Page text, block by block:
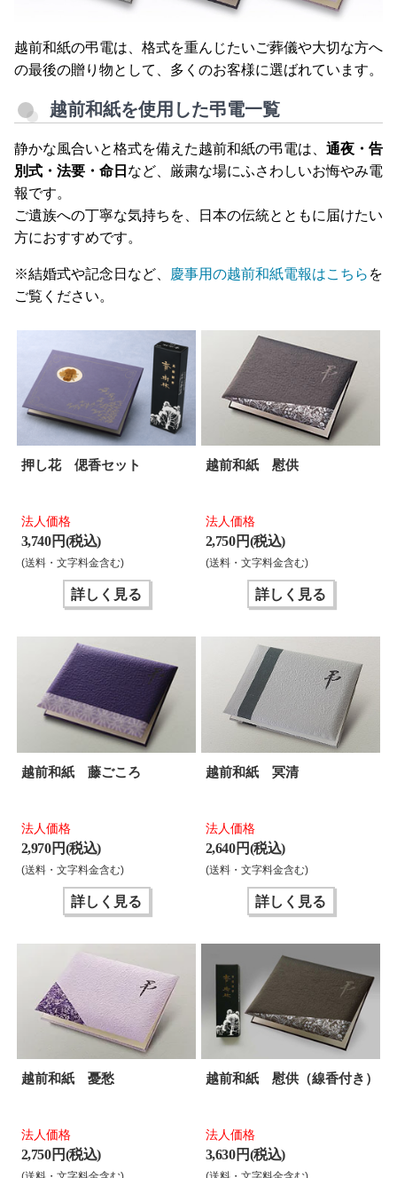
越前和紙の弔電は、格式を重んじたいご葬儀や大切な方へ
の最後の贈り物として、多くのお客様に選ばれています。
越前和紙を使用した弔電一覧
静かな風合いと格式を備えた越前和紙の弔電は、 通夜・告
別式・法要・命日 など、厳粛な場にふさわしいお悔やみ電
報です。
ご遺族への丁寧な気持ちを、日本の伝統とともに届けたい
方におすすめです。
※結婚式や記念日など、 慶事用の越前和紙電報はこちら を
ご覧ください。
押し花 偲香セット
法人価格
3,740 円(税込)
(送料・文字料金含む)
詳しく見る
越前和紙 慰供
法人価格
2,750 円(税込)
(送料・文字料金含む)
詳しく見る
越前和紙 藤ごころ
法人価格
2,970 円(税込)
(送料・文字料金含む)
詳しく見る
越前和紙 冥清
法人価格
2,640 円(税込)
(送料・文字料金含む)
詳しく見る
越前和紙 憂愁
法人価格
2,750 円(税込)
越前和紙 慰供（線香付き）
法人価格
3,630 円(税込)